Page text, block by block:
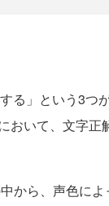
る」という3つ
おいて、文字正
から、声色に